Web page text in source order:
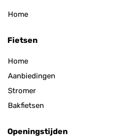
Home
Fietsen
Home
Aanbiedingen
Stromer
Bakfietsen
Openingstijden